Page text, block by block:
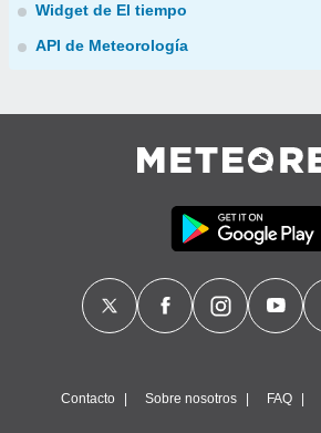
Widget de El tiempo
API de Meteorología
Contacto Sobre nosotros FAQ